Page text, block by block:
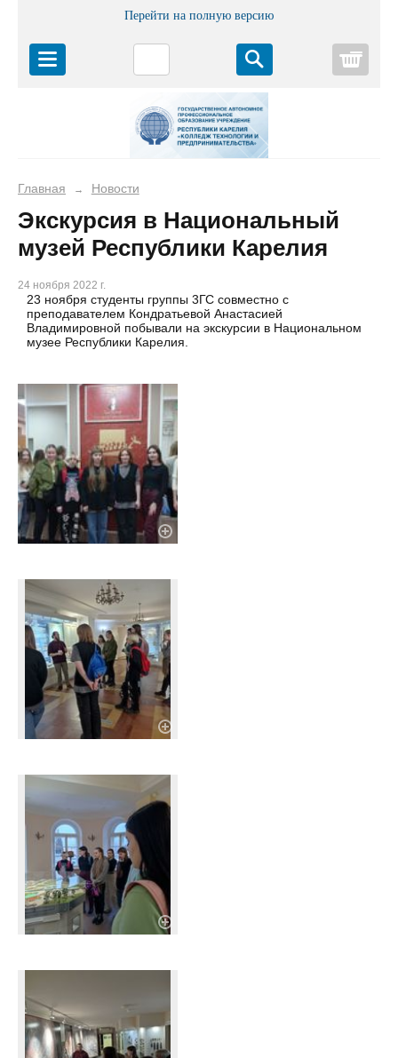
Перейти на полную версию
Главная → Новости
Экскурсия в Национальный
музей Республики Карелия
24 ноября 2022 г.
23 ноября студенты группы 3ГС совместно с
преподавателем Кондратьевой Анастасией
Владимировной побывали на экскурсии в Национальном
музее Республики Карелия.